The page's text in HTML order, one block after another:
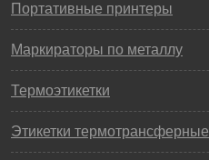
Портативные принтеры
Маркираторы по металлу
Термоэтикетки
Этикетки термотрансферные